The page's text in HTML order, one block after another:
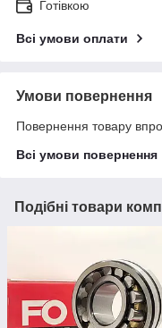
Готівкою
Всі умови оплати
Умови повернення
Повернення товару
Всі умови повернення
Подібні товари